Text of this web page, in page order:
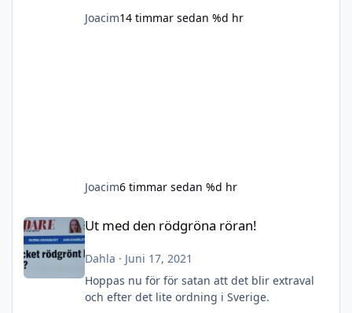
Joacim14 timmar sedan %d hr
Joacim6 timmar sedan %d hr
Ut med den rödgröna röran!
Ut med den rödgröna röran!
Dahla · Juni 17, 2021
Hoppas nu för för satan att det blir extraval
och efter det lite ordning i Sverige.